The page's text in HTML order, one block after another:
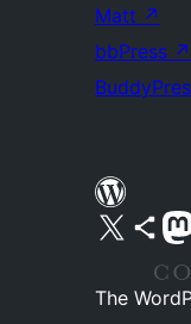
Matt ↗
bbPress ↗
Visit our X (formerly Twitter)
Visit ourVisit
The